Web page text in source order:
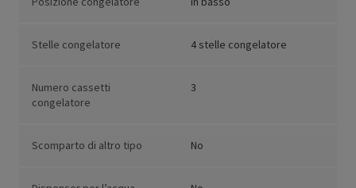
Stelle congelatore 4 stelle congelatore
Numero cassetti
congelatore
3
Scomparto di altro tipo No